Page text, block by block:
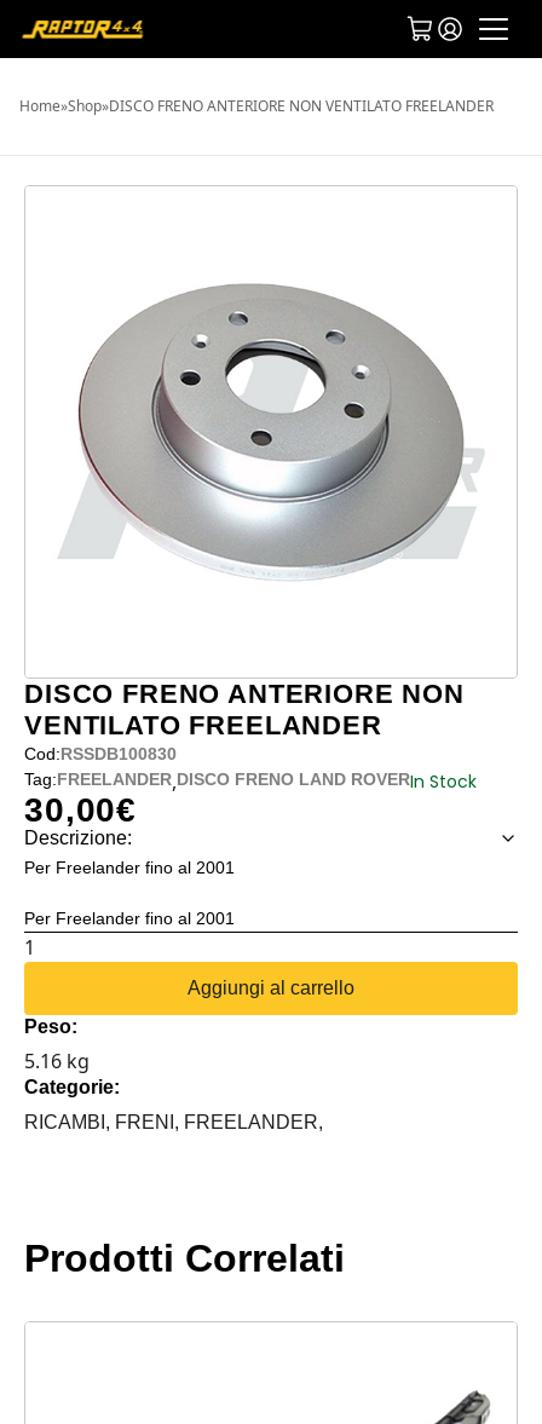
Home»Shop»DISCO FRENO ANTERIORE NON VENTILATO FREELANDER
DISCO FRENO ANTERIORE NON
VENTILATO FREELANDER
Cod:RSSDB100830
Tag:FREELANDER,DISCO FRENO LAND ROVERIn Stock
30,00€
Descrizione:
Per Freelander fino al 2001
Per Freelander fino al 2001
DISCO
NON
VENTILATO
FREELANDER
quantità
Aggiungi al carrello
Peso:
5.16 kg
Categorie:
RICAMBI, FRENI, FREELANDER,
Prodotti Correlati